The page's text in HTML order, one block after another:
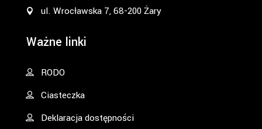
ul. Wrocławska 7, 68-200 Żary
Ważne linki
RODO
Ciasteczka
Deklaracja dostępności